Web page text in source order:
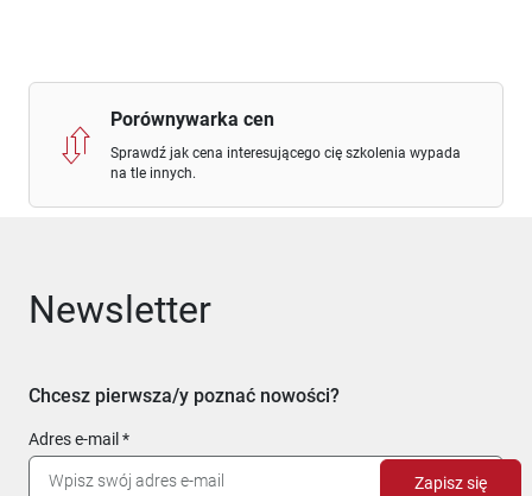
Porównywarka cen
Sprawdź jak cena interesującego cię szkolenia wypada
na tle innych.
Newsletter
Chcesz pierwsza/y poznać nowości?
Adres e-mail
Zapisz się